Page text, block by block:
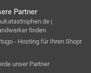
Partner
|
finden
- Hosting für Ihren Shopr
unser Partner